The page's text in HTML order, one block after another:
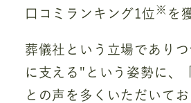
口コミランキング1位 ※ を
葬儀社という立場であり
に支える"という姿勢に、
との声を多くいただいてお